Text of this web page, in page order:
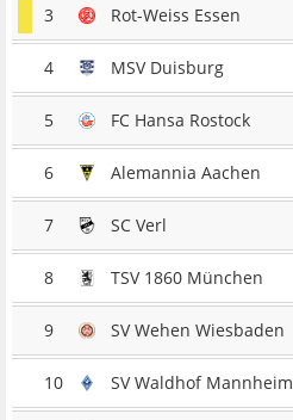
3 Rot-Weiss Essen
4 MSV Duisburg
5 FC Hansa Rostock
6 Alemannia Aachen
7 SC Verl
8 TSV 1860 München
9 SV Wehen Wiesbaden
10 SV Waldhof Mannheim